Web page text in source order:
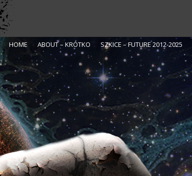
HOME ABOUT – KRÓTKO SZKICE – FUTURE 2012-2025